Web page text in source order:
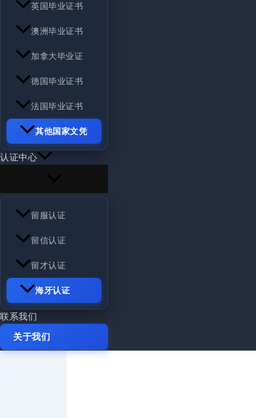
英国毕业证书
澳洲毕业证书
加拿大毕业证
德国毕业证书
法国毕业证书
其他国家文凭
认证中心
留服认证
留信认证
留才认证
海牙认证
联系我们
关于我们